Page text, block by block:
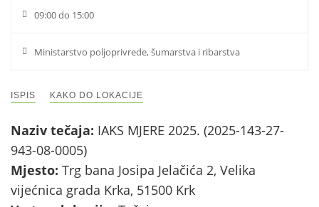
09:00 do 15:00
Ministarstvo poljoprivrede, šumarstva i ribarstva
ISPIS KAKO DO LOKACIJE
Naziv tečaja: IAKS MJERE 2025. (2025-143-27-
943-08-0005)
Mjesto: Trg bana Josipa Jelačića 2, Velika
vijećnica grada Krka, 51500 Krk